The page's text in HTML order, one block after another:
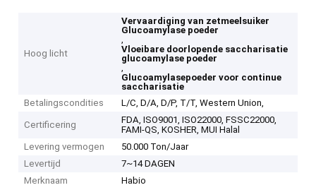
Hoog licht
Vervaardiging van zetmeelsuiker
Glucoamylase poeder
,
Vloeibare doorlopende saccharisatie
glucoamylase poeder
,
Glucoamylasepoeder voor continue
saccharisatie
Betalingscondities
L/C, D/A, D/P, T/T, Western Union,
Certificering
FDA, ISO9001, ISO22000, FSSC22000,
FAMI-QS, KOSHER, MUI Halal
Levering vermogen
50.000 Ton/Jaar
Levertijd
7~14 DAGEN
Merknaam
Habio